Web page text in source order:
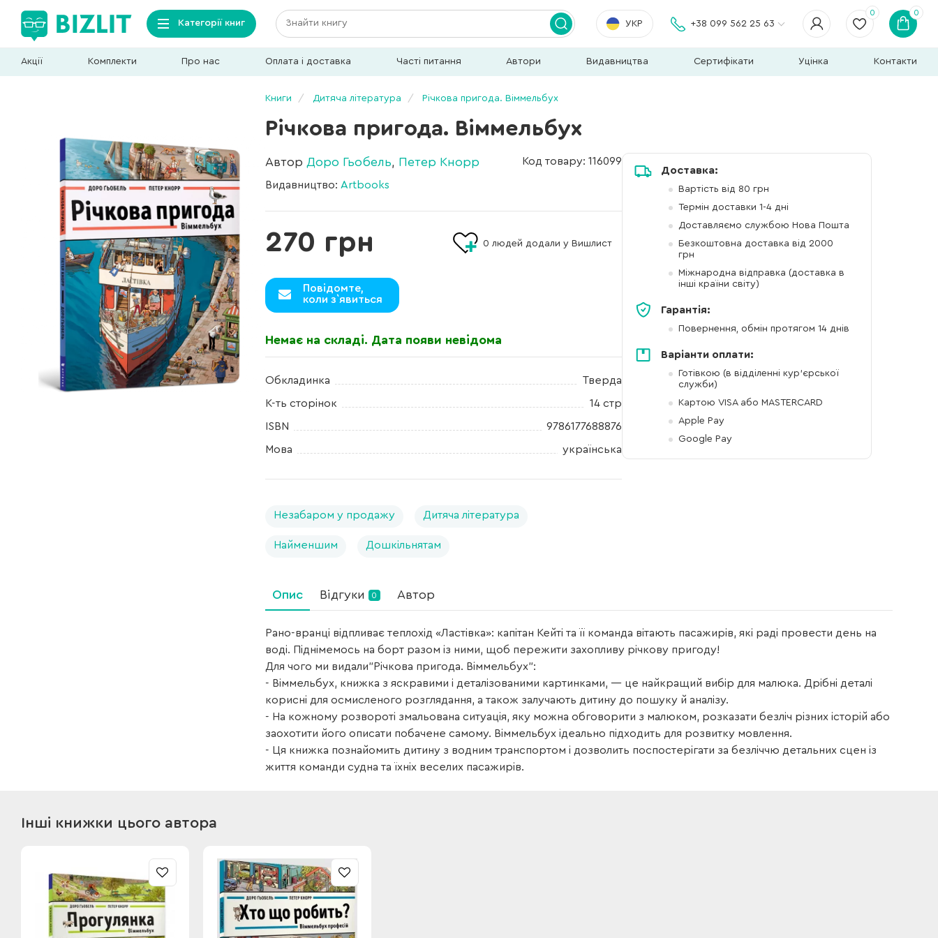
Категорії книг УКР +38 099 562 25 63
0 0
Акції Комплекти Про нас Оплата і доставка Часті питання Автори Видавництва Сертифікати Уцінка Контакти
Книги Дитяча література Річкова пригода. Віммельбух
Річкова пригода. Віммельбух
Автор Доро Гьобель, Петер Кнорр
Видавництво: Artbooks
Код товару: 116099
270 грн
Повідомте,
коли з`явиться
0 людей додали у Вишлист
Немає на складі. Дата появи невідома
Обкладинка Тверда
К-ть сторінок 14 стр
ISBN 9786177688876
Мова українська
Незабаром у продажу Дитяча література
Найменшим Дошкільнятам
Доставка:
Вартість від 80 грн
Термін доставки 1-4 дні
Доставляємо службою Нова Пошта
Безкоштовна доставка від 2000
грн
Міжнародна відправка (доставка в
інші країни світу)
Гарантія:
Повернення, обмін протягом 14 днів
Варіанти оплати:
Готівкою (в відділенні кур'єрської
служби)
Картою VISA або MASTERCARD
Apple Pay
Google Pay
Опис Відгуки 0 Автор
Рано-вранці відпливає теплохід «Ластівка»: капітан Кейті та її команда вітають пасажирів, які раді провести день на
воді. Піднімемось на борт разом із ними, щоб пережити захопливу річкову пригоду!
Для чого ми видали"Річкова пригода. Віммельбух":
- Віммельбух, книжка з яскравими і деталізованими картинками, — це найкращий вибір для малюка. Дрібні деталі
корисні для осмисленого розглядання, а також залучають дитину до пошуку й аналізу.
- На кожному розвороті змальована ситуація, яку можна обговорити з малюком, розказати безліч різних історій або
заохотити його описати побачене самому. Віммельбух ідеально підходить для розвитку мовлення.
- Ця книжка познайомить дитину з водним транспортом і дозволить поспостерігати за безліччю детальних сцен із
життя команди судна та їхніх веселих пасажирів.
Інші книжки цього автора